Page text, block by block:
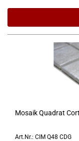
Mosaik Quadrat
Art.Nr.: CIM Q48 CDG